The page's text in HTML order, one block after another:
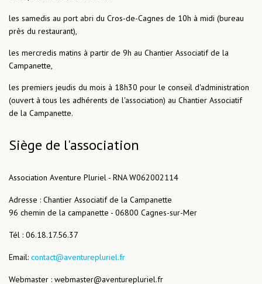
les samedis au port abri du Cros-de-Cagnes de 10h à midi (bureau
près du restaurant),
les mercredis matins à partir de 9h au Chantier Associatif de la
Campanette,
les premiers jeudis du mois à 18h30 pour le conseil d'administration
(ouvert à tous les adhérents de l'association) au Chantier Associatif
de la Campanette.
Siège de l'association
Association Aventure Pluriel - RNA W062002114
Adresse : Chantier Associatif de la Campanette
96 chemin de la campanette - 06800 Cagnes-sur-Mer
Tél : 06.18.17.56.37
Email: contact@aventurepluriel.fr
Webmaster : webmaster@aventurepluriel.fr